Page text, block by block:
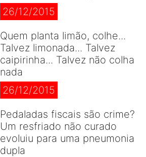
26/12/2015
Quem planta limão, colhe...
Talvez limonada... Talvez
caipirinha... Talvez não colha
nada
26/12/2015
Pedaladas fiscais são crime?
Um resfriado não curado
evoluiu para uma pneumonia
dupla